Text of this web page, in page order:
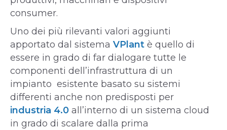
consumer.
Uno dei più rilevanti valori aggiunti
apportato dal sistema VPlant è quello di
essere in grado di far dialogare tutte le
componenti dell’infrastruttura di un
impianto esistente basato su sistemi
differenti anche non predisposti per
industria 4.0 all’interno di un sistema cloud
in grado di scalare dalla prima